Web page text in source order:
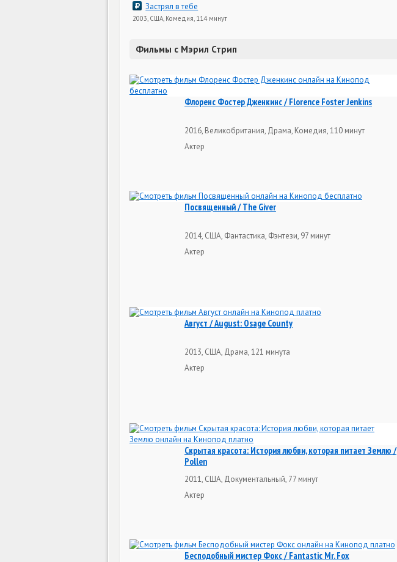
Застрял в тебе
2003, США, Комедия, 114 минут
Фильмы с Мэрил Стрип
Флоренс Фостер Дженкинс / Florence Foster Jenkins
2016, Великобритания, Драма, Комедия, 110 минут
Актер
Посвященный / The Giver
2014, США, Фантастика, Фэнтези, 97 минут
Актер
Август / August: Osage County
2013, США, Драма, 121 минута
Актер
Скрытая красота: История любви, которая питает Землю /
Pollen
2011, США, Документальный, 77 минут
Актер
Бесподобный мистер Фокс / Fantastic Mr. Fox